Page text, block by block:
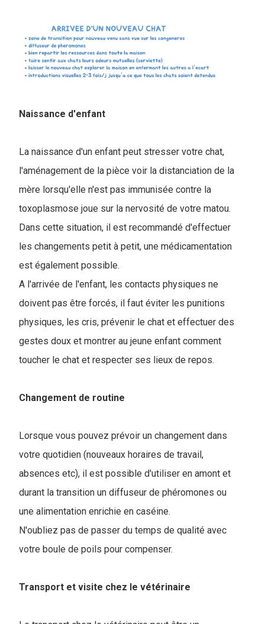
Naissance d'enfant
La naissance d'un enfant peut stresser votre chat,
l'aménagement de la pièce voir la distanciation de la
mère lorsqu'elle n'est pas immunisée contre la
toxoplasmose joue sur la nervosité de votre matou.
Dans cette situation, il est recommandé d'effectuer
les changements petit à petit, une médicamentation
est également possible.
A l'arrivée de l'enfant, les contacts physiques ne
doivent pas être forcés, il faut éviter les punitions
physiques, les cris, prévenir le chat et effectuer des
gestes doux et montrer au jeune enfant comment
toucher le chat et respecter ses lieux de repos.
Changement de routine
Lorsque vous pouvez prévoir un changement dans
votre quotidien (nouveaux horaires de travail,
absences etc), il est possible d'utiliser en amont et
durant la transition un diffuseur de phéromones ou
une alimentation enrichie en caséine.
N'oubliez pas de passer du temps de qualité avec
votre boule de poils pour compenser.
Transport et visite chez le vétérinaire